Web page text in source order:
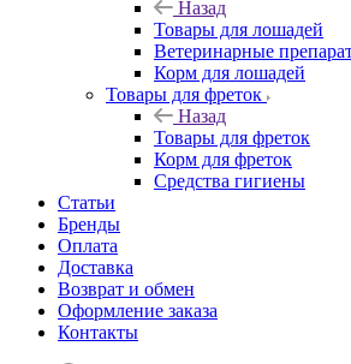
Назад
Товары для лошадей
Ветеринарные
Корм для лошадей
Товары для фреток
Назад
Товары для фреток
Корм для фреток
Средства гигиены
Статьи
Бренды
Оплата
Доставка
Возврат и обмен
Оформление заказа
Контакты